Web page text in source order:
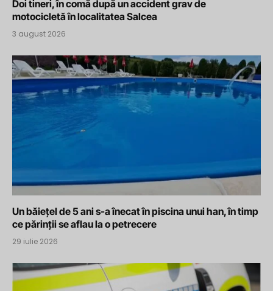
Doi tineri, în comă după un accident grav de
motocicletă în localitatea Salcea
3 august 2026
Un băiețel de 5 ani s-a înecat în piscina unui han, în timp
ce părinții se aflau la o petrecere
29 iulie 2026